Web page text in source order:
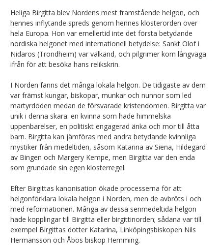
Heliga Birgitta blev Nordens mest framstående helgon, och
hennes inflytande spreds genom hennes klosterorden över
hela Europa. Hon var emellertid inte det första betydande
nordiska helgonet med internationell betydelse: Sankt Olof i
Nidaros (Trondheim) var välkänd, och pilgrimer kom långväga
ifrån för att besöka hans relikskrin.
I Norden fanns det många lokala helgon. De tidigaste av dem
var främst kungar, biskopar, munkar och nunnor som led
martyrdöden medan de försvarade kristendomen. Birgitta var
unik i denna skara: en kvinna som hade himmelska
uppenbarelser, en politiskt engagerad änka och mor till åtta
barn. Birgitta kan jämföras med andra betydande kvinnliga
mystiker från medeltiden, såsom Katarina av Siena, Hildegard
av Bingen och Margery Kempe, men Birgitta var den enda
som grundade sin egen klosterregel.
Efter Birgittas kanonisation ökade processerna för att
helgonförklara lokala helgon i Norden, men de avbröts i och
med reformationen. Många av dessa senmedeltida helgon
hade kopplingar till Birgitta eller birgittinorden; sådana var till
exempel Birgittas dotter Katarina, Linköpingsbiskopen Nils
Hermansson och Åbos biskop Hemming.